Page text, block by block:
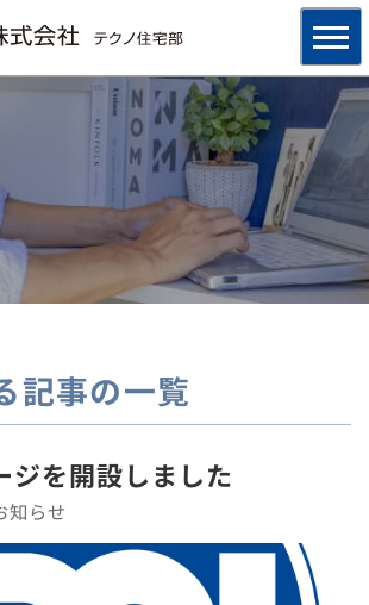
記事の一覧
ジを開設しました
知らせ